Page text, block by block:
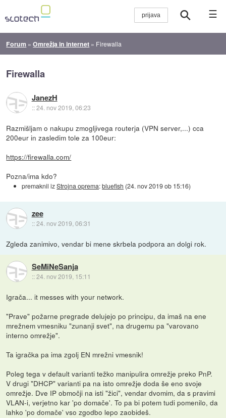
☰
Forum »Omrežja in internet » Firewalla
Firewalla
JanezH
::24. nov 2019, 06:23
Razmišljam o nakupu zmogljivega routerja (VPN server,...) cca
200eur in zasledim tole za 100eur:
https://firewalla.com/
Pozna/ima kdo?
premaknil izStrojna oprema:bluefish (24. nov 2019 ob 15:16)
zee
::24. nov 2019, 06:31
Zgleda zanimivo, vendar bi mene skrbela podpora an dolgi rok.
SeMiNeSanja
::24. nov 2019, 15:11
Igrača... it messes with your network.
"Prave" požarne pregrade delujejo po principu, da imaš na ene
mrežnem vmesniku "zunanji svet", na drugemu pa "varovano
interno omrežje".
Ta igračka pa ima zgolj EN mrežni vmesnik!
Poleg tega v default varianti težko manipulira omrežje preko PnP.
V drugi "DHCP" varianti pa na isto omrežje doda še eno svoje
omrežje. Dve IP območji na isti "žici", vendar dvomim, da s pravimi
VLAN-i, verjetno kar 'po domače'. To pa bi potem tudi pomenilo, da
lahko 'po domače' vso zgodbo lepo zaobideš.